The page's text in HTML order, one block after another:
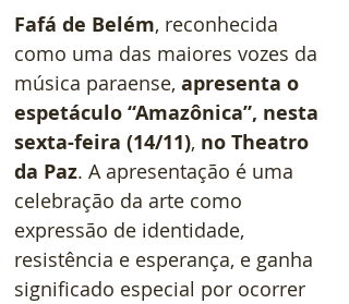
Fafá de Belém, reconhecida
como uma das maiores vozes da
música paraense, apresenta o
espetáculo “Amazônica”, nesta
sexta-feira (14/11), no Theatro
da Paz. A apresentação é uma
celebração da arte como
expressão de identidade,
resistência e esperança, e ganha
significado especial por ocorrer